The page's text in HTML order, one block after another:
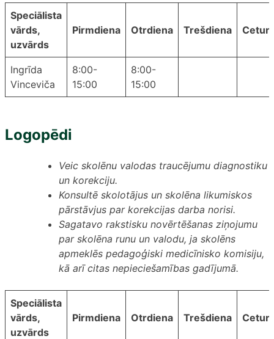
Speciālista
vārds,
uzvārds
Pirmdiena Otrdiena Trešdiena
Ingrīda
Vinceviča
8:00-
15:00
8:00-
15:00
Logopēdi
Veic skolēnu valodas traucējumu diagnostiku
un korekciju.
Konsultē skolotājus un skolēna likumiskos
pārstāvjus par korekcijas darba norisi.
Sagatavo rakstisku novērtēšanas ziņojumu
par skolēna runu un valodu, ja skolēns
apmeklēs pedagoģiski medicīnisko komisiju,
kā arī citas nepieciešamības gadījumā.
Speciālista
vārds,
uzvārds
Pirmdiena Otrdiena Trešdiena